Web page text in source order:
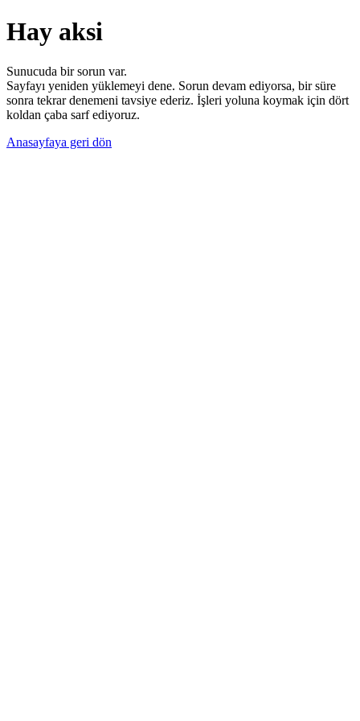
Hay aksi
Sunucuda bir sorun var.
Sayfayı yeniden yüklemeyi dene. Sorun devam ediyorsa, bir süre
sonra tekrar denemeni tavsiye ederiz. İşleri yoluna koymak için dört
koldan çaba sarf ediyoruz.
Anasayfaya geri dön